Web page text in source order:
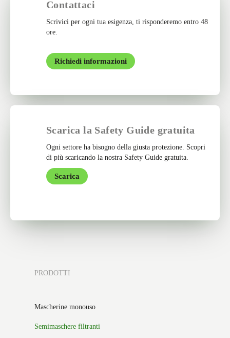
Contattaci
Scrivici per ogni tua esigenza, ti risponderemo entro 48
ore.
Richiedi informazioni
Scarica la Safety Guide gratuita
Ogni settore ha bisogno della giusta protezione. Scopri
di più scaricando la nostra Safety Guide gratuita.
Scarica
PRODOTTI
Mascherine monouso
Semimaschere filtranti